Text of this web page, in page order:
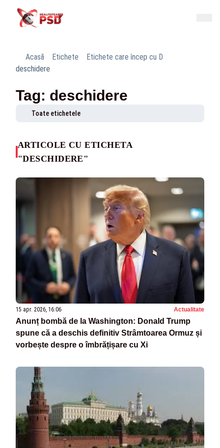
Acasă Etichete
Etichete care încep cu D
deschidere
Tag: deschidere
Toate etichetele
ARTICOLE CU ETICHETA
"DESCHIDERE"
15 apr. 2026, 16:06 Actualitate
Anunț bombă de la Washington: Donald Trump
spune că a deschis definitiv Strâmtoarea Ormuz și
vorbește despre o îmbrățișare cu Xi